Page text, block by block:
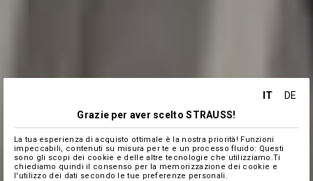
IT
DE
Grazie per aver scelto STRAUSS!
La tua esperienza di acquisto ottimale è la nostra priorità! Funzioni
impeccabili, contenuti su misura per te e un processo fluido: Questi
sono gli scopi dei cookie e delle altre tecnologie che utilizziamo.Ti
chiediamo quindi il consenso per la memorizzazione dei cookie e
l'utilizzo dei dati secondo le tue preferenze personali.